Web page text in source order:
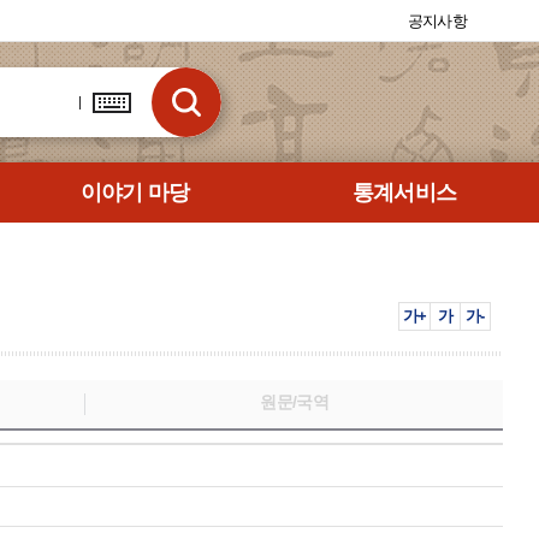
공지사항
이야기 마당 통계서비스
가+ 가 가-
원문/국역